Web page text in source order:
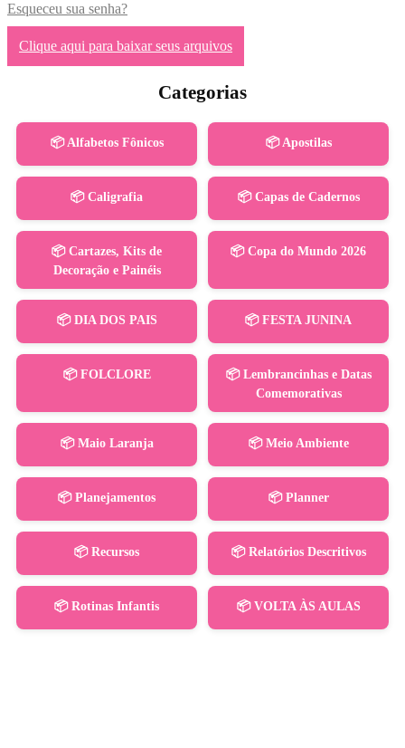
Esqueceu sua senha?
Clique aqui para baixar seus arquivos
Categorias
📦 Alfabetos Fônicos 📦 Apostilas
📦 Caligrafia 📦 Capas de Cadernos
📦 Cartazes, Kits de
Decoração e Painéis
📦 Copa do Mundo 2026
📦 DIA DOS PAIS 📦 FESTA JUNINA
📦 FOLCLORE
📦 Lembrancinhas e Datas
Comemorativas
📦 Maio Laranja 📦 Meio Ambiente
📦 Planejamentos 📦 Planner
📦 Recursos 📦 Relatórios Descritivos
📦 Rotinas Infantis 📦 VOLTA ÀS AULAS